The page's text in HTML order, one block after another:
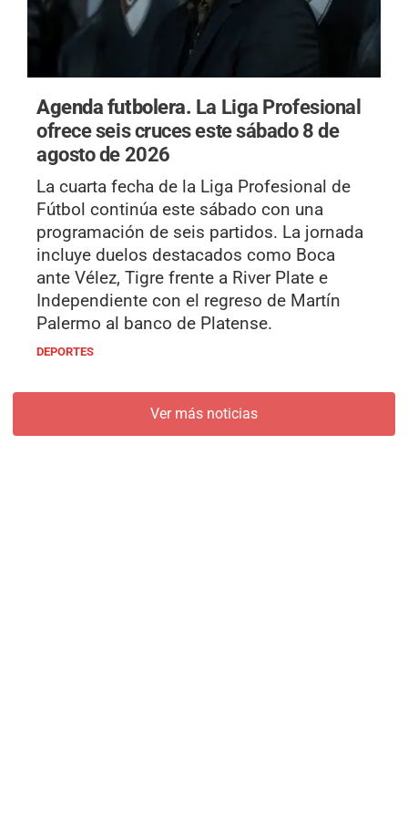
Agenda futbolera. La Liga Profesional
ofrece seis cruces este sábado 8 de
agosto de 2026
La cuarta fecha de la Liga Profesional de
Fútbol continúa este sábado con una
programación de seis partidos. La jornada
incluye duelos destacados como Boca
ante Vélez, Tigre frente a River Plate e
Independiente con el regreso de Martín
Palermo al banco de Platense.
DEPORTES
Ver más noticias